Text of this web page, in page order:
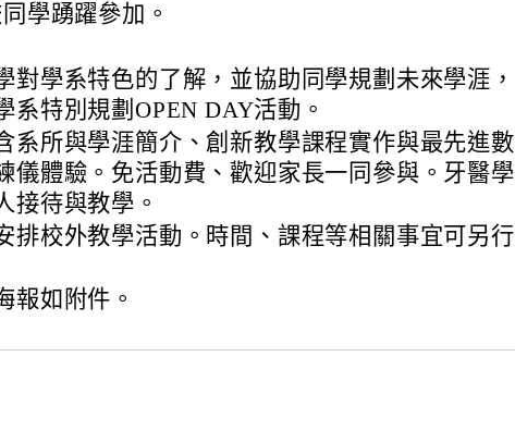
學踴躍參加。
對學系特色的了解，並協助同學規劃未來學涯，
系特別規劃OPEN DAY活動。
系所與學涯簡介、創新教學課程實作與最先進數
儀體驗。免活動費、歡迎家長一同參與。牙醫學
接待與教學。
排校外教學活動。時間、課程等相關事宜可另行
報如附件。